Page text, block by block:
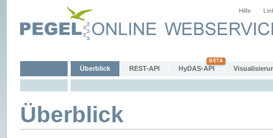
Hilfe
Überblick REST-API HyDAS-API
Überblick